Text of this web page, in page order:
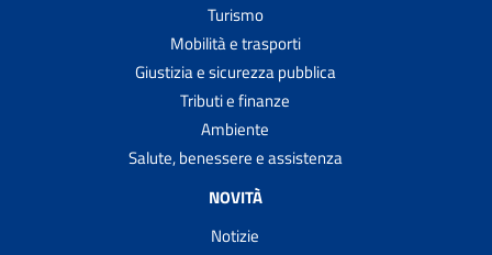
Turismo
Mobilità e trasporti
Giustizia e sicurezza pubblica
Tributi e finanze
Ambiente
Salute, benessere e assistenza
NOVITÀ
Notizie